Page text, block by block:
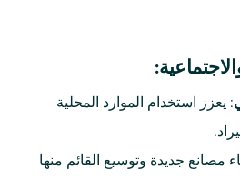
: يعزز استخدام الموارد المحلية
مصانع جديدة وتوسيع القائم منها